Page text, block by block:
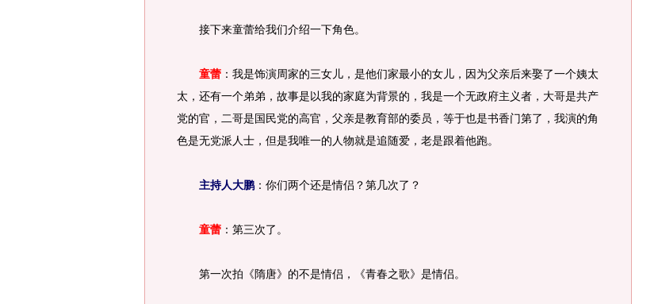
接下来童蕾给我们介绍一下角色。
童蕾 ：我是饰演周家的三女儿，是他们家最小的女儿，因为父亲后来娶了一个姨太
太，还有一个弟弟，故事是以我的家庭为背景的，我是一个无政府主义者，大哥是共产
党的官，二哥是国民党的高官，父亲是教育部的委员，等于也是书香门第了，我演的角
色是无党派人士，但是我唯一的人物就是追随爱，老是跟着他跑。
主持人大鹏：你们两个还是情侣？第几次了？
童蕾 ：第三次了。
第一次拍《隋唐》的不是情侣，《青春之歌》是情侣。